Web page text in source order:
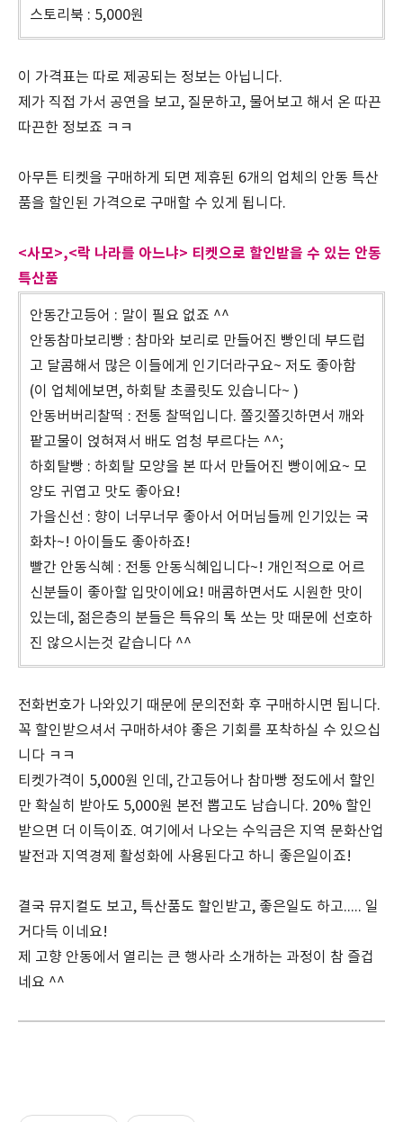
스토리북 : 5,000원
이 가격표는 따로 제공되는 정보는 아닙니다.
제가 직접 가서 공연을 보고, 질문하고, 물어보고 해서 온 따끈
따끈한 정보죠 ㅋㅋ
아무튼 티켓을 구매하게 되면 제휴된 6개의 업체의 안동 특산
품을 할인된 가격으로 구매할 수 있게 됩니다.
<사모>,<락 나라를 아느냐> 티켓으로 할인받을 수 있는 안동
특산품
안동간고등어 : 말이 필요 없죠 ^^
안동참마보리빵 : 참마와 보리로 만들어진 빵인데 부드럽
고 달콤해서 많은 이들에게 인기더라구요~ 저도 좋아함
(이 업체에보면, 하회탈 초콜릿도 있습니다~ )
안동버버리찰떡 : 전통 찰떡입니다. 쫄깃쫄깃하면서 깨와
팥고물이 얹혀져서 배도 엄청 부르다는 ^^;
하회탈빵 : 하회탈 모양을 본 따서 만들어진 빵이에요~ 모
양도 귀엽고 맛도 좋아요!
가을신선 : 향이 너무너무 좋아서 어머님들께 인기있는 국
화차~! 아이들도 좋아하죠!
빨간 안동식혜 : 전통 안동식혜입니다~! 개인적으로 어르
신분들이 좋아할 입맛이에요! 매콤하면서도 시원한 맛이
있는데, 젊은층의 분들은 특유의 톡 쏘는 맛 때문에 선호하
진 않으시는것 같습니다 ^^
전화번호가 나와있기 때문에 문의전화 후 구매하시면 됩니다.
꼭 할인받으셔서 구매하셔야 좋은 기회를 포착하실 수 있으십
니다 ㅋㅋ
티켓가격이 5,000원 인데, 간고등어나 참마빵 정도에서 할인
만 확실히 받아도 5,000원 본전 뽑고도 남습니다. 20% 할인
받으면 더 이득이죠. 여기에서 나오는 수익금은 지역 문화산업
발전과 지역경제 활성화에 사용된다고 하니 좋은일이죠!
결국 뮤지컬도 보고, 특산품도 할인받고, 좋은일도 하고..... 일
거다득 이네요!
제 고향 안동에서 열리는 큰 행사라 소개하는 과정이 참 즐겁
네요 ^^